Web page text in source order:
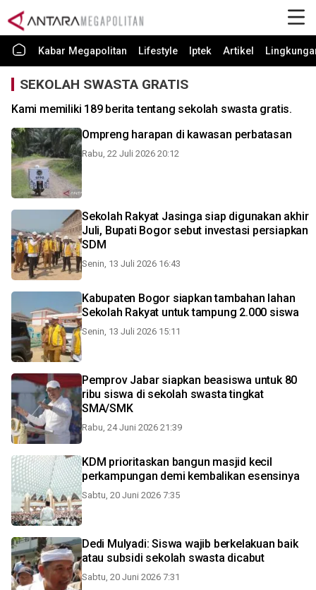
Kabar Megapolitan Lifestyle Iptek Artikel
SEKOLAH SWASTA GRATIS
Kami memiliki 189 berita tentang sekolah swasta gratis.
Ompreng harapan di kawasan perbatasan
Rabu, 22 Juli 2026 20:12
Sekolah Rakyat Jasinga siap digunakan akhir
Juli, Bupati Bogor sebut investasi persiapkan
SDM
Senin, 13 Juli 2026 16:43
Kabupaten Bogor siapkan tambahan lahan
Sekolah Rakyat untuk tampung 2.000 siswa
Senin, 13 Juli 2026 15:11
Pemprov Jabar siapkan beasiswa untuk 80
ribu siswa di sekolah swasta tingkat
SMA/SMK
Rabu, 24 Juni 2026 21:39
KDM prioritaskan bangun masjid kecil
perkampungan demi kembalikan esensinya
Sabtu, 20 Juni 2026 7:35
Dedi Mulyadi: Siswa wajib berkelakuan baik
atau subsidi sekolah swasta dicabut
Sabtu, 20 Juni 2026 7:31